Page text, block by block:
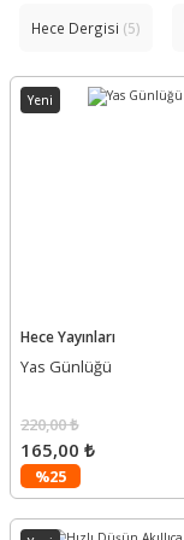
Hece Dergisi (5)
Yeni
Hece Yayınları
Yas Günlüğü
%25
220,00 ₺
165,00 ₺